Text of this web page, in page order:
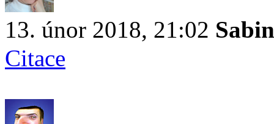
13. únor 2018, 21:02
Citace